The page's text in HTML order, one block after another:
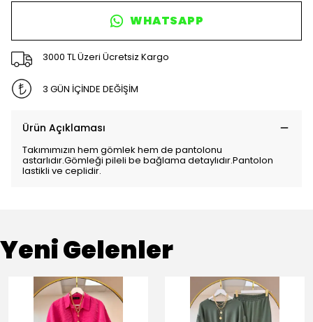
WHATSAPP
3000 TL Üzeri Ücretsiz Kargo
3 GÜN İÇİNDE DEĞİŞİM
Ürün Açıklaması
Takımımızın hem gömlek hem de pantolonu
astarlıdır.Gömleği pileli be bağlama detaylıdır.Pantolon
lastikli ve ceplidir.
Yeni Gelenler